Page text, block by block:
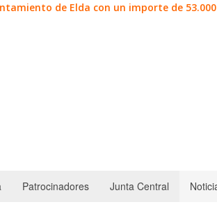
de Elda con un importe de
Patrocinadores Junta Central